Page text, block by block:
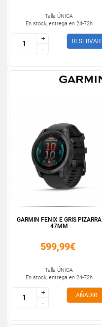
Talla ÚNICA
En stock, entrega en 24-72h
+
-
+
-
RESERVAR
GARMIN FENIX E GRIS PIZARRA
47MM
599,99€
Talla ÚNICA
En stock, entrega en 24-72h
+
-
+
-
AÑADIR